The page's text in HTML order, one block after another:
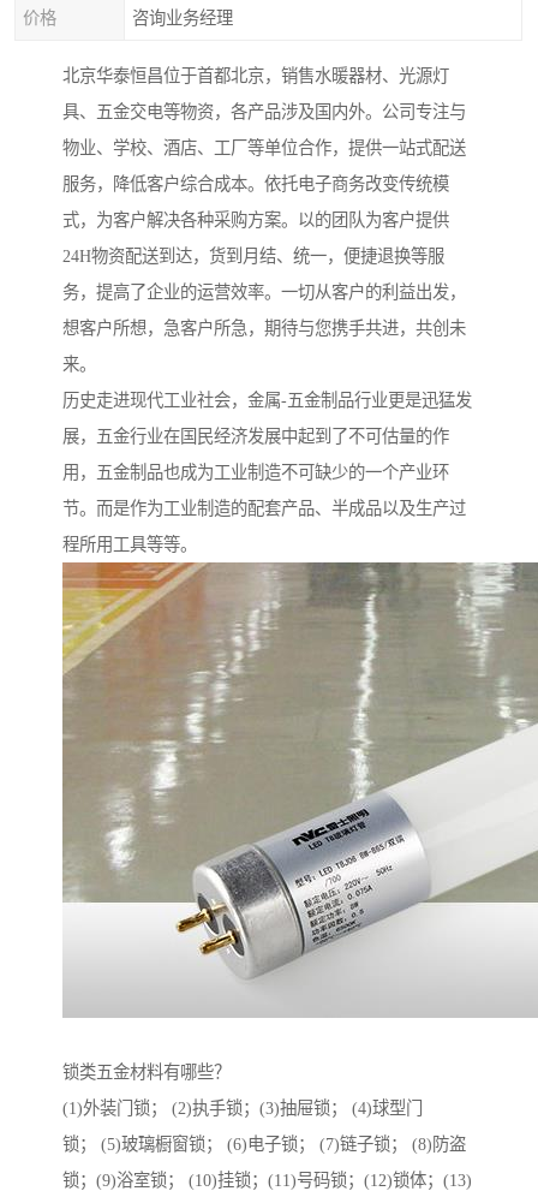
价格 咨询业务经理
北京华泰恒昌位于首都北京，销售水暖器材、光源灯
具、五金交电等物资，各产品涉及国内外。公司专注与
物业、学校、酒店、工厂等单位合作，提供一站式配送
服务，降低客户综合成本。依托电子商务改变传统模
式，为客户解决各种采购方案。以的团队为客户提供
24H物资配送到达，货到月结、统一，便捷退换等服
务，提高了企业的运营效率。一切从客户的利益出发，
想客户所想，急客户所急，期待与您携手共进，共创未
来。
历史走进现代工业社会，金属-五金制品行业更是迅猛发
展，五金行业在国民经济发展中起到了不可估量的作
用，五金制品也成为工业制造不可缺少的一个产业环
节。而是作为工业制造的配套产品、半成品以及生产过
程所用工具等等。
锁类五金材料有哪些？
(1)外装门锁； (2)执手锁；(3)抽屉锁； (4)球型门
锁； (5)玻璃橱窗锁； (6)电子锁； (7)链子锁； (8)防盗
锁；(9)浴室锁； (10)挂锁；(11)号码锁；(12)锁体；(13)